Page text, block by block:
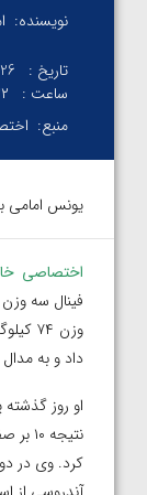
نویسنده:
تاریخ :
26 شهریور 1401
ساعت :
منبع:
یونس امامی
اختصاصی
فینال سه
داد و به
او روز